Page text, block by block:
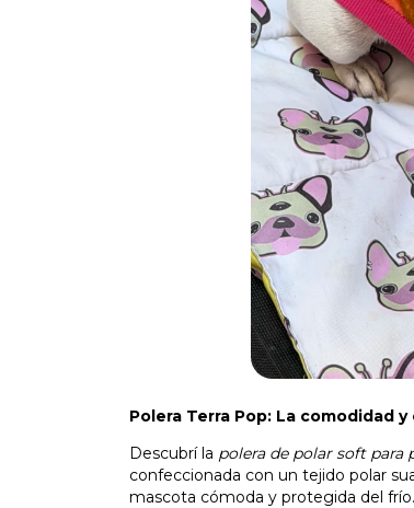
Polera Terra Pop: La comodidad
Descubrí la polera de polar soft para
confeccionada con un tejido polar
mascota cómoda y protegida del frío.